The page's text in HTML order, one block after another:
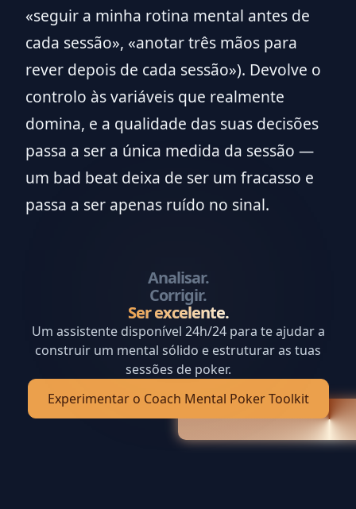
«seguir a minha rotina mental antes de
cada sessão», «anotar três mãos para
rever depois de cada sessão»). Devolve o
controlo às variáveis que realmente
domina, e a qualidade das suas decisões
passa a ser a única medida da sessão —
um bad beat deixa de ser um fracasso e
passa a ser apenas ruído no sinal.
Analisar.
Corrigir.
Ser excelente.
Um assistente disponível 24h/24 para te ajudar a
construir um mental sólido e estruturar as tuas
sessões de poker.
Experimentar o Coach Mental Poker Toolkit